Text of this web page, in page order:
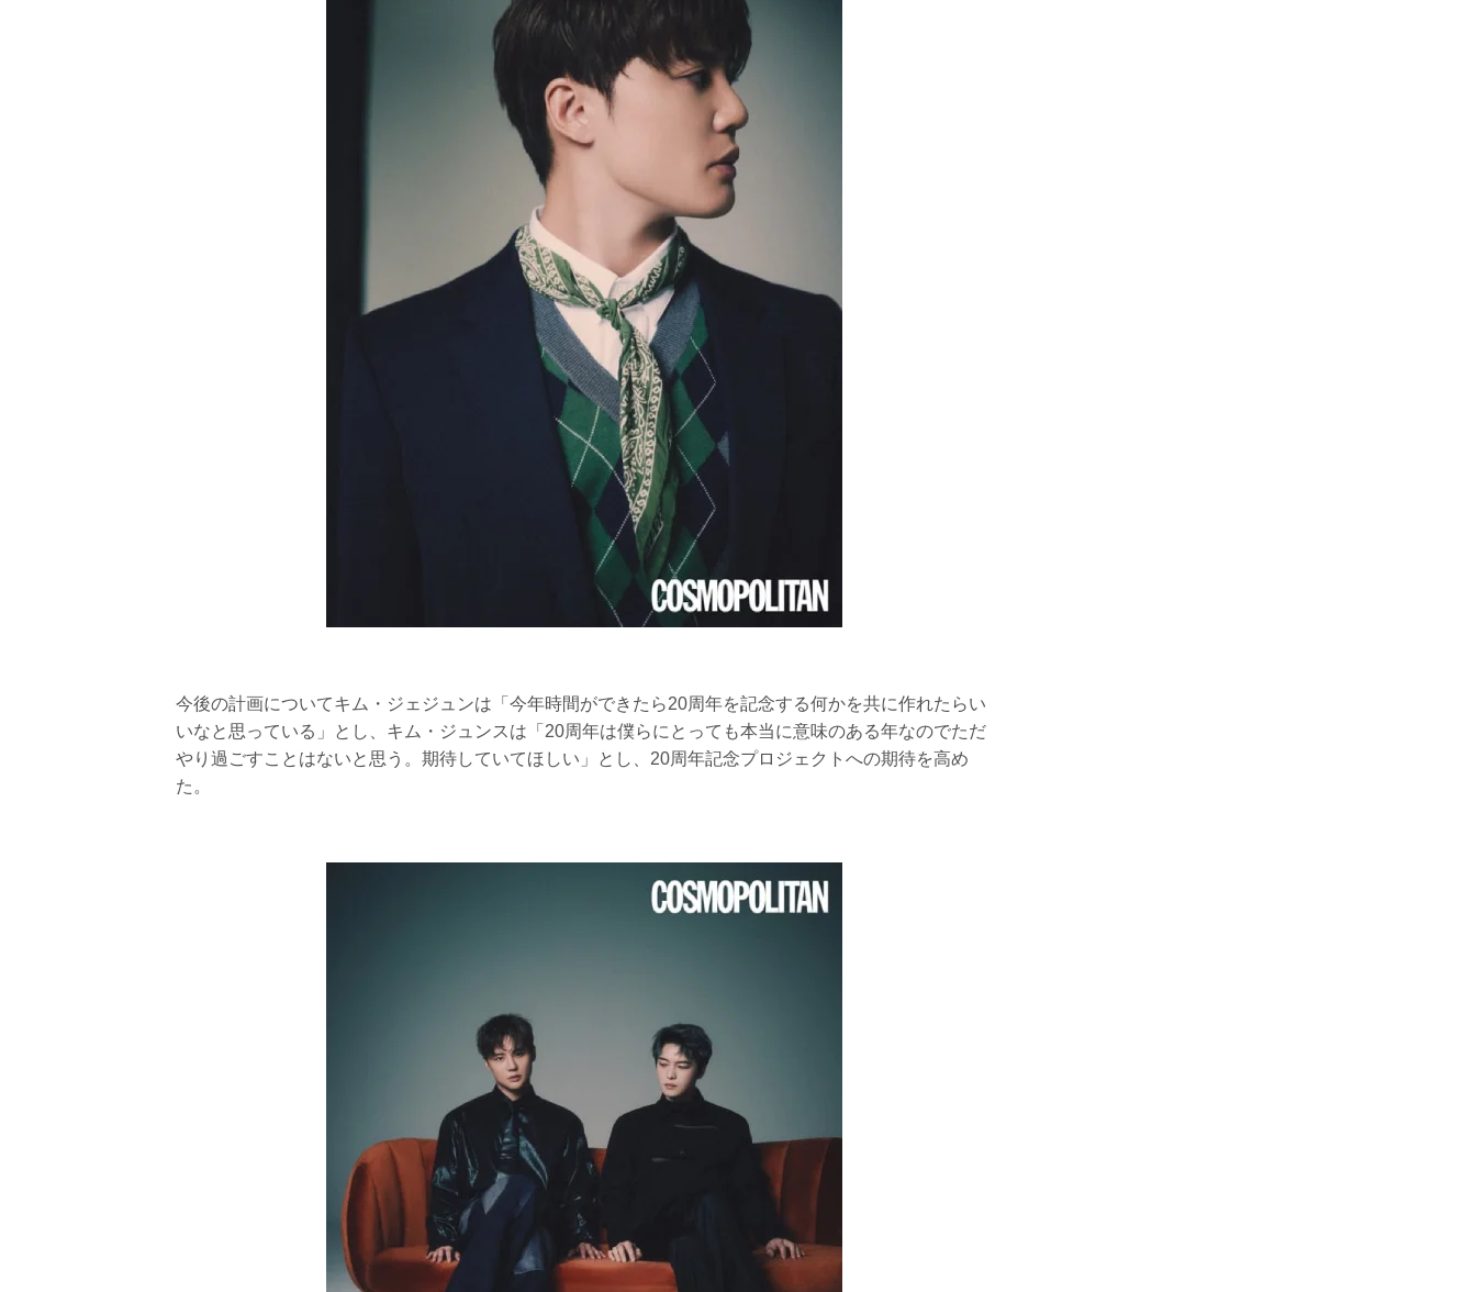
今後の計画についてキム・ジェジュンは「今年時間ができたら20周年を記念する何かを共に作れたらい
いなと思っている」とし、キム・ジュンスは「20周年は僕らにとっても本当に意味のある年なのでただ
やり過ごすことはないと思う。期待していてほしい」とし、20周年記念プロジェクトへの期待を高め
た。